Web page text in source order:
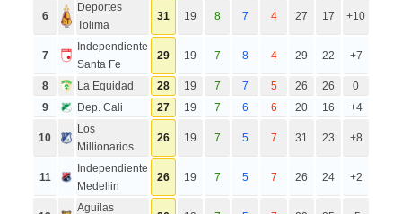
6
Deportes
Tolima
31 19 8 7 4 27 17 +10
7
Independiente
Santa Fe
29 19 7 8 4 29 22 +7
8 La Equidad 28 19 7 7 5 26 26
0
9
Dep. Cali 27 19 7 6 6 20 16 +4
10
Los
Millionarios
26 19 7 5 7 31 23 +8
11
Independiente
Medellin
26 19 7 5 7 26 24 +2
Aguilas